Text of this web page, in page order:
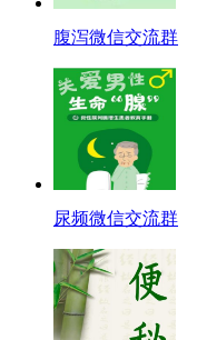
腹泻微信交流群
尿频微信交流群